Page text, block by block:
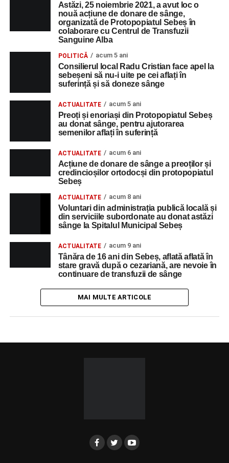
Astăzi, 25 noiembrie 2021, a avut loc o
nouă acțiune de donare de sânge,
organizată de Protopopiatul Sebeș în
colaborare cu Centrul de Transfuzii
Sanguine Alba
POLITICĂ acum 5 ani
Consilierul local Radu Cristian face apel la
sebeșeni să nu-i uite pe cei aflați în
suferință și să doneze sânge
ACTUALITATE acum 5 ani
Preoți și enoriași din Protopopiatul Sebeș
au donat sânge, pentru ajutorarea
semenilor aflați în suferință
ACTUALITATE acum 6 ani
Acțiune de donare de sânge a preoților și
credincioșilor ortodocși din protopopiatul
Sebeș
ACTUALITATE acum 8 ani
Voluntari din administrația publică locală și
din serviciile subordonate au donat astăzi
sânge la Spitalul Municipal Sebeș
ACTUALITATE acum 9 ani
Tânăra de 16 ani din Sebeș, aflată aflată în
stare gravă după o cezariană, are nevoie în
continuare de transfuzii de sânge
MAI MULTE ARTICOLE